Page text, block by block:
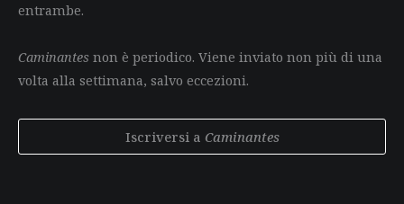
entrambe.
Caminantes non è periodico. Viene inviato non più di una
volta alla settimana, salvo eccezioni.
Iscriversi a Caminantes